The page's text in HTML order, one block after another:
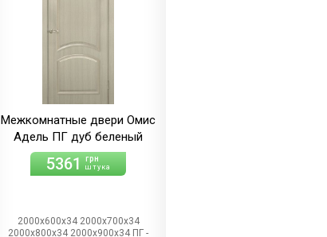
Межкомнатные двери Омис
Адель ПГ дуб беленый
5361 грн
штука
2000х600х34 2000х700х34
2000х800х34 2000х900х34 ПГ -